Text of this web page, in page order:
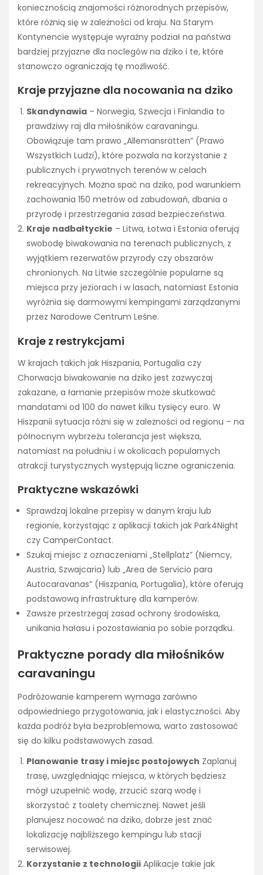
koniecznością znajomości różnorodnych przepisów,
które różnią się w zależności od kraju. Na Starym
Kontynencie występuje wyraźny podział na państwa
bardziej przyjazne dla noclegów na dziko i te, które
stanowczo ograniczają tę możliwość.
Kraje przyjazne dla nocowania na dziko
Skandynawia – Norwegia, Szwecja i Finlandia to
prawdziwy raj dla miłośników caravaningu.
Obowiązuje tam prawo „Allemansrätten” (Prawo
Wszystkich Ludzi), które pozwala na korzystanie z
publicznych i prywatnych terenów w celach
rekreacyjnych. Można spać na dziko, pod warunkiem
zachowania 150 metrów od zabudowań, dbania o
przyrodę i przestrzegania zasad bezpieczeństwa.
Kraje nadbałtyckie – Litwa, Łotwa i Estonia oferują
swobodę biwakowania na terenach publicznych, z
wyjątkiem rezerwatów przyrody czy obszarów
chronionych. Na Litwie szczególnie popularne są
miejsca przy jeziorach i w lasach, natomiast Estonia
wyróżnia się darmowymi kempingami zarządzanymi
przez Narodowe Centrum Leśne.
Kraje z restrykcjami
W krajach takich jak Hiszpania, Portugalia czy
Chorwacja biwakowanie na dziko jest zazwyczaj
zakazane, a łamanie przepisów może skutkować
mandatami od 100 do nawet kilku tysięcy euro. W
Hiszpanii sytuacja różni się w zależności od regionu – na
północnym wybrzeżu tolerancja jest większa,
natomiast na południu i w okolicach popularnych
atrakcji turystycznych występują liczne ograniczenia.
Praktyczne wskazówki
Sprawdzaj lokalne przepisy w danym kraju lub
regionie, korzystając z aplikacji takich jak Park4Night
czy CamperContact.
Szukaj miejsc z oznaczeniami „Stellplatz” (Niemcy,
Austria, Szwajcaria) lub „Area de Servicio para
Autocaravanas” (Hiszpania, Portugalia), które oferują
podstawową infrastrukturę dla kamperów.
Zawsze przestrzegaj zasad ochrony środowiska,
unikania hałasu i pozostawiania po sobie porządku.
Praktyczne porady dla miłośników
caravaningu
Podróżowanie kamperem wymaga zarówno
odpowiedniego przygotowania, jak i elastyczności. Aby
każda podróż była bezproblemowa, warto zastosować
się do kilku podstawowych zasad.
Planowanie trasy i miejsc postojowych Zaplanuj
trasę, uwzględniając miejsca, w których będziesz
mógł uzupełnić wodę, zrzucić szarą wodę i
skorzystać z toalety chemicznej. Nawet jeśli
planujesz nocować na dziko, dobrze jest znać
lokalizację najbliższego kempingu lub stacji
serwisowej.
Korzystanie z technologii Aplikacje takie jak